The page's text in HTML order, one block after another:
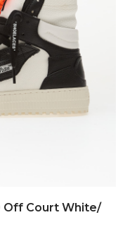
Off Court White/